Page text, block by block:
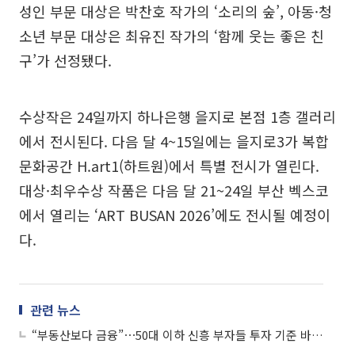
성인 부문 대상은 박찬호 작가의 ‘소리의 숲’, 아동·청
소년 부문 대상은 최유진 작가의 ‘함께 웃는 좋은 친
구’가 선정됐다.
수상작은 24일까지 하나은행 을지로 본점 1층 갤러리
에서 전시된다. 다음 달 4~15일에는 을지로3가 복합
문화공간 H.art1(하트원)에서 특별 전시가 열린다.
대상·최우수상 작품은 다음 달 21~24일 부산 벡스코
에서 열리는 ‘ART BUSAN 2026’에도 전시될 예정이
다.
관련 뉴스
“부동산보다 금융”⋯50대 이하 신흥 부자들 투자 기준 바뀌었다